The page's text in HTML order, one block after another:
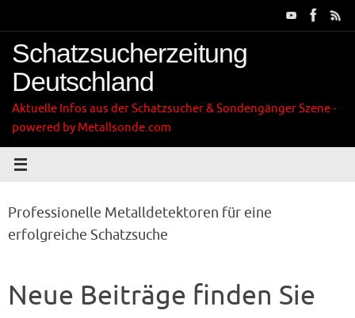
Inhalt
springen
Schatzsucherzeitung
Deutschland
Aktuelle Infos aus der Schatzsucher & Sondengänger Szene -
powered by Metallsonde.com
Professionelle Metalldetektoren für eine
erfolgreiche Schatzsuche
Neue Beiträge finden Sie